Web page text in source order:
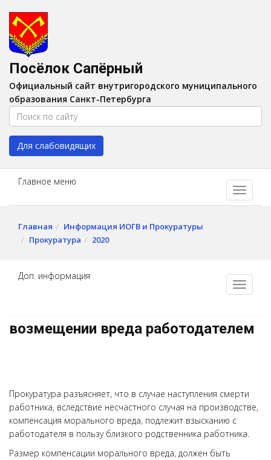
Изображения:
Цвет:A A
Посёлок Сапёрный
Официальный сайт внутригородского муниципального
образования Санкт-Петербурга
Для слабовидящих
Главное меню
Главная
Информация ИОГВ и Прокуратуры
Прокуратура
2020
Доп. информация
возмещении вреда работодателем
Прокуратура разъясняет, что в случае наступления смерти
работника, вследствие несчастного случая на производстве,
компенсация морального вреда, подлежит взысканию с
работодателя в пользу близкого родственника работника.
Размер компенсации морального вреда, должен быть